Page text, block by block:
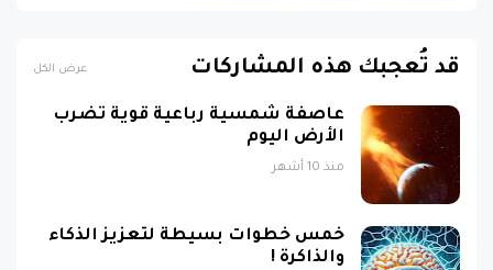
قد تُعجبك هذه المشاركات عرض الكل
عاصفة شمسية رباعية قوية تضرب
الأرض اليوم
منذ 10 أشهر
خمس خطوات بسيطة لتعزيز الذكاء
والذاكرة !